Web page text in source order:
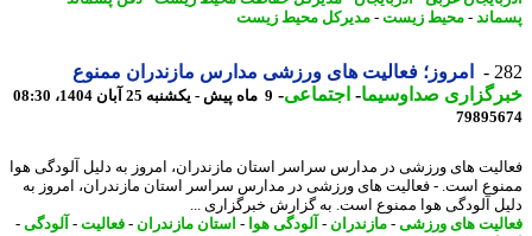
-محیط زیست-مدیرکل محیط زیست
امروز؛ فعالیت های ورزشی مدارس مازندران ممنوع
صداوسیما-اجتماعی-9 ماه پیش - یکشنبه 25 آبان 1404، 08:30
های ورزشی در مدارس سراسر استان مازندران، امروز به دلیل آلودگی هوا
است. - فعالیت های ورزشی در مدارس سراسر استان مازندران، امروز به
آلودگی هوا ممنوع است. به گزارش خبرگزاری ...
های ورزشی -مازندران- آلودگی هوا-استان مازندران- فعالیت-آلودگی-